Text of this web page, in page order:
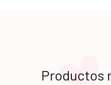
Productos